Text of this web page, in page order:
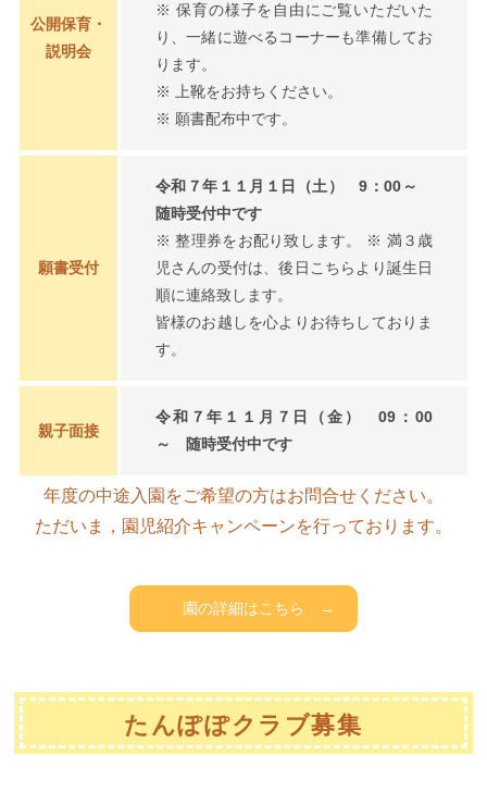
公開保育・
説明会
※ 保育の様子を自由にご覧いただいた
り、一緒に遊べるコーナーも準備してお
ります。
※ 上靴をお持ちください。
※ 願書配布中です。
願書受付
令和７年１１月１日（土） 9：00～
随時受付中です
※ 整理券をお配り致します。 ※ 満３歳
児さんの受付は、後日こちらより誕生日
順に連絡致します。
皆様のお越しを心よりお待ちしておりま
す。
親子面接
令和７年１１月７日（金） 09：00
～ 随時受付中です
年度の中途入園をご希望の方はお問合せください。
ただいま，園児紹介キャンペーンを行っております。
園の詳細はこちら →
たんぽぽクラブ募集